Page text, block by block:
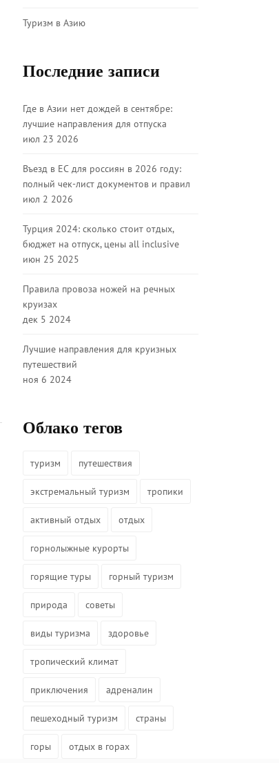
Туризм в Азию
Последние записи
Где в Азии нет дождей в сентябре:
лучшие направления для отпуска
июл 23 2026
Въезд в ЕС для россиян в 2026 году:
полный чек-лист документов и правил
июл 2 2026
Турция 2024: сколько стоит отдых,
бюджет на отпуск, цены all inclusive
июн 25 2025
Правила провоза ножей на речных
круизах
дек 5 2024
Лучшие направления для круизных
путешествий
ноя 6 2024
Облако тегов
туризм путешествия
экстремальный туризм тропики
активный отдых отдых
горнолыжные курорты
горящие туры горный туризм
природа советы
виды туризма здоровье
тропический климат
приключения адреналин
пешеходный туризм страны
горы отдых в горах